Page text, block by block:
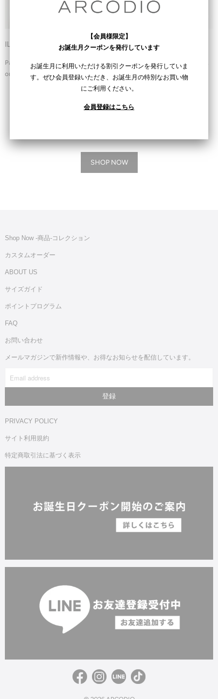
ILARI
Pair text with an image to give focus to your chosen product, collection,
or blog post. Add details on availability, style, or even provide a review.
SHOP NOW
Shop Now -商品‐コレクション
カスタムオーダー
ABOUT US
サイズガイド
ポイントプログラム
FAQ
お問い合わせ
メールマガジンで新作情報や、お得なお知らせを配信しています。
PRIVACY POLICY
サイト利用規約
特定商取引法に基づく表示
【会員様限定】
お誕生月クーポンを発行しています
お誕生月に利用いただける割引クーポンを発行していま
す。ぜひ会員登録いただき、お誕生月の特別なお買い物
にご利用ください。
会員登録はこちら